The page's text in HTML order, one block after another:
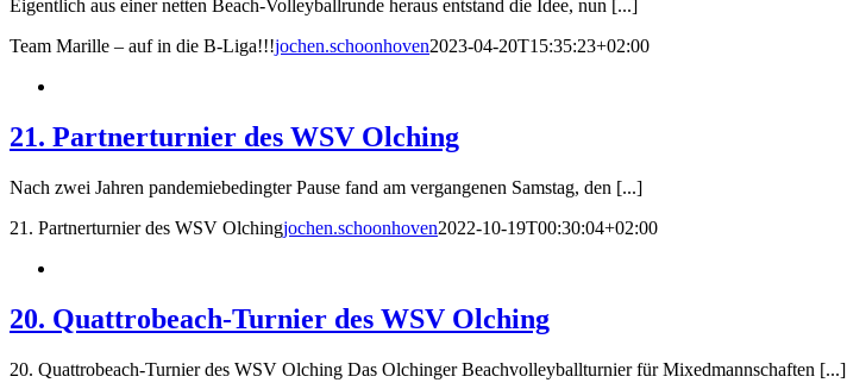
Eigentlich aus einer netten Beach-Volleyballrunde heraus entstand die Idee, nun [...]
Team Marille – auf in die B-Liga!!!jochen.schoonhoven2023-04-20T15:35:23+02:00
21. Partnerturnier des WSV Olching
Nach zwei Jahren pandemiebedingter Pause fand am vergangenen Samstag, den [...]
21. Partnerturnier des WSV Olchingjochen.schoonhoven2022-10-19T00:30:04+02:00
20. Quattrobeach-Turnier des WSV Olching
20. Quattrobeach-Turnier des WSV Olching Das Olchinger Beachvolleyballturnier für Mixedmannschaften [...]